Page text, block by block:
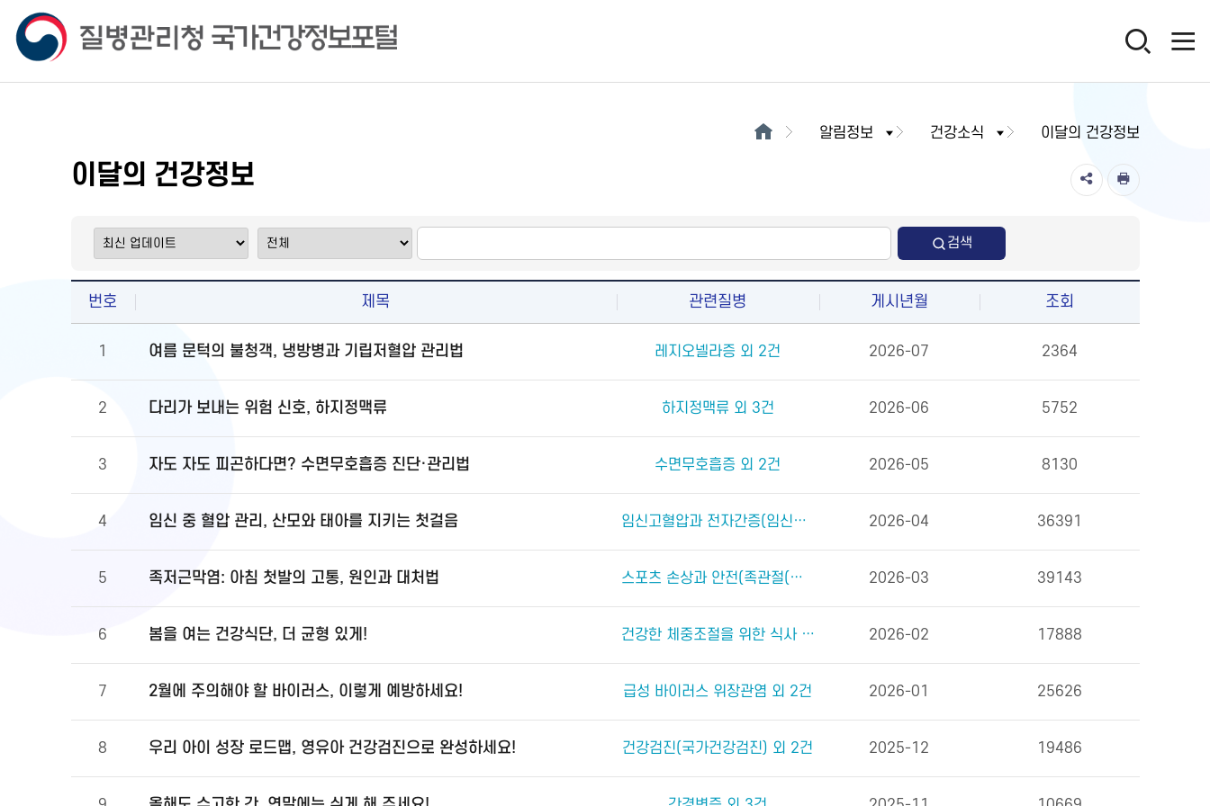
알림정보 건강소식 이달의 건강정보
이달의 건강정보
검색
번호 제목 관련질병 게시년월 조회
1 여름 문턱의 불청객, 냉방병과 기립저혈압 관리법 레지오넬라증 외 2건 2026-07 2364
2 다리가 보내는 위험 신호, 하지정맥류 하지정맥류 외 3건 2026-06 5752
3 자도 자도 피곤하다면? 수면무호흡증 진단·관리법 수면무호흡증 외 2건 2026-05 8130
4 임신 중 혈압 관리, 산모와 태아를 지키는 첫걸음 임신고혈압과 전자간증(임신중독증) 외 4건 2026-04 36391
5 족저근막염: 아침 첫발의 고통, 원인과 대처법 스포츠 손상과 안전(족관절(발목 관절) 손상) 외 2건 2026-03 39143
6 봄을 여는 건강식단, 더 균형 있게! 건강한 체중조절을 위한 식사 외 6건 2026-02 17888
7 2월에 주의해야 할 바이러스, 이렇게 예방하세요! 급성 바이러스 위장관염 외 2건 2026-01 25626
8 우리 아이 성장 로드맵, 영유아 건강검진으로 완성하세요! 건강검진(국가건강검진) 외 2건 2025-12 19486